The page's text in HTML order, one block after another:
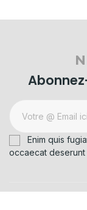
Enim quis
occaecat deserunt